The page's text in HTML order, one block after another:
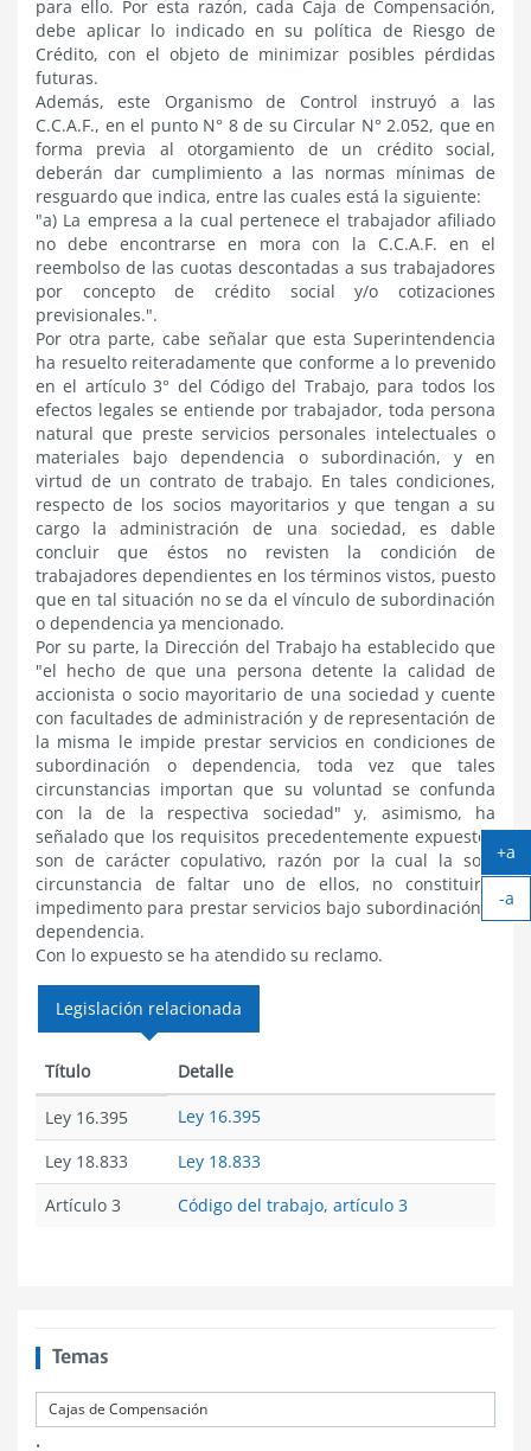
para ello. Por esta razón, cada Caja de Compensación,
debe aplicar lo indicado en su política de Riesgo de
Crédito, con el objeto de minimizar posibles pérdidas
futuras.
Además, este Organismo de Control instruyó a las
C.C.A.F., en el punto N° 8 de su Circular N° 2.052, que en
forma previa al otorgamiento de un crédito social,
deberán dar cumplimiento a las normas mínimas de
resguardo que indica, entre las cuales está la siguiente:
"a) La empresa a la cual pertenece el trabajador afiliado
no debe encontrarse en mora con la C.C.A.F. en el
reembolso de las cuotas descontadas a sus trabajadores
por concepto de crédito social y/o cotizaciones
previsionales.".
Por otra parte, cabe señalar que esta Superintendencia
ha resuelto reiteradamente que conforme a lo prevenido
en el artículo 3° del Código del Trabajo, para todos los
efectos legales se entiende por trabajador, toda persona
natural que preste servicios personales intelectuales o
materiales bajo dependencia o subordinación, y en
virtud de un contrato de trabajo. En tales condiciones,
respecto de los socios mayoritarios y que tengan a su
cargo la administración de una sociedad, es dable
concluir que éstos no revisten la condición de
trabajadores dependientes en los términos vistos, puesto
que en tal situación no se da el vínculo de subordinación
o dependencia ya mencionado.
Por su parte, la Dirección del Trabajo ha establecido que
"el hecho de que una persona detente la calidad de
accionista o socio mayoritario de una sociedad y cuente
con facultades de administración y de representación de
la misma le impide prestar servicios en condiciones de
subordinación o dependencia, toda vez que tales
circunstancias importan que su voluntad se confunda
con la de la respectiva sociedad" y, asimismo, ha
señalado que los requisitos precedentemente expuestos
son de carácter copulativo, razón por la cual la sola
circunstancia de faltar uno de ellos, no constituiría
impedimento para prestar servicios bajo subordinación o
dependencia.
Con lo expuesto se ha atendido su reclamo.
Legislación relacionada
Título Detalle
Ley 16.395
Ley 16.395
Ley 18.833
Ley 18.833
Artículo 3
Código del trabajo, artículo 3
Temas
Cajas de Compensación
+a
-a